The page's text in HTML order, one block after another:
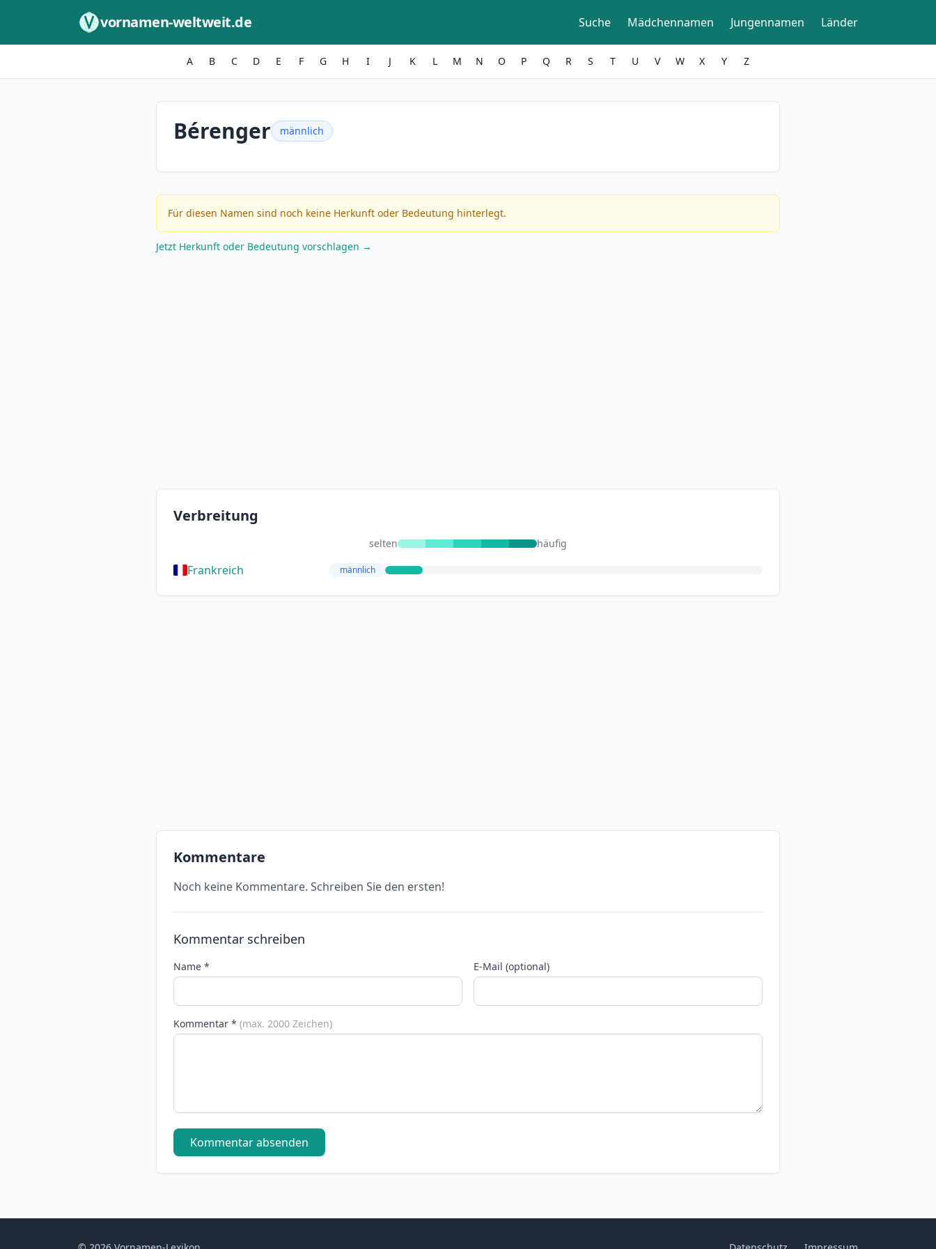
vornamen-weltweit.de Suche Mädchennamen Jungennamen Länder
A B C D E F G H I J K L M N O P Q R S T U V W X Y Z
Bérenger männlich
Für diesen Namen sind noch keine Herkunft oder Bedeutung hinterlegt.
Jetzt Herkunft oder Bedeutung vorschlagen →
Verbreitung
selten häufig
Frankreich männlich
Kommentare
Noch keine Kommentare. Schreiben Sie den ersten!
Kommentar schreiben
Name * E-Mail (optional)
Kommentar * (max. 2000 Zeichen)
Kommentar absenden